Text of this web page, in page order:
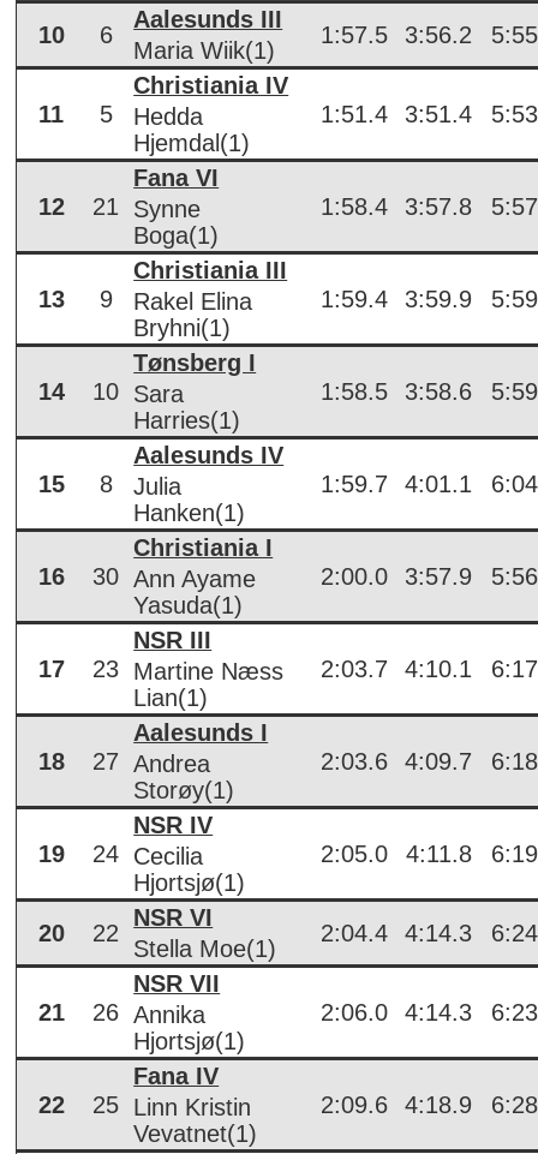
10 6
Aalesunds III
Maria Wiik(1)
1:57.5 3:56.2
11 5
Christiania IV
Hedda
Hjemdal(1)
1:51.4 3:51.4
12 21
Fana VI
Synne
Boga(1)
1:58.4 3:57.8
13 9
Christiania III
Rakel Elina
Bryhni(1)
1:59.4 3:59.9
14 10
Tønsberg I
Sara
Harries(1)
1:58.5 3:58.6
15 8
Aalesunds IV
Julia
Hanken(1)
1:59.7 4:01.1
16 30
Christiania I
Ann Ayame
Yasuda(1)
2:00.0 3:57.9
17 23
NSR III
Martine Næss
Lian(1)
2:03.7 4:10.1
18 27
Aalesunds I
Andrea
Storøy(1)
2:03.6 4:09.7
19 24
NSR IV
Cecilia
Hjortsjø(1)
2:05.0 4:11.8
20 22
NSR VI
Stella Moe(1)
2:04.4 4:14.3
21 26
NSR VII
Annika
Hjortsjø(1)
2:06.0 4:14.3
22 25
Fana IV
Linn Kristin
Vevatnet(1)
2:09.6 4:18.9